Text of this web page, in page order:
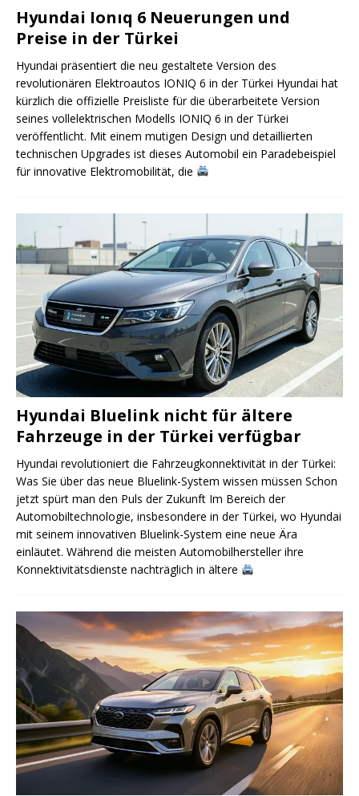
Hyundai Ionıq 6 Neuerungen und
Preise in der Türkei
Hyundai präsentiert die neu gestaltete Version des
revolutionären Elektroautos IONIQ 6 in der Türkei Hyundai hat
kürzlich die offizielle Preisliste für die überarbeitete Version
seines vollelektrischen Modells IONIQ 6 in der Türkei
veröffentlicht. Mit einem mutigen Design und detaillierten
technischen Upgrades ist dieses Automobil ein Paradebeispiel
für innovative Elektromobilität, die
Hyundai Bluelink nicht für ältere
Fahrzeuge in der Türkei verfügbar
Hyundai revolutioniert die Fahrzeugkonnektivität in der Türkei:
Was Sie über das neue Bluelink-System wissen müssen Schon
jetzt spürt man den Puls der Zukunft Im Bereich der
Automobiltechnologie, insbesondere in der Türkei, wo Hyundai
mit seinem innovativen Bluelink-System eine neue Ära
einläutet. Während die meisten Automobilhersteller ihre
Konnektivitätsdienste nachträglich in ältere